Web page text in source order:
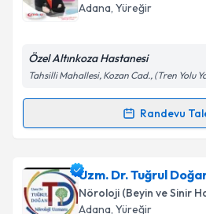
Adana, Yüreğir
Özel Altınkoza Hastanesi
Tahsilli Mahallesi, Kozan Cad., (Tren Yolu
Randevu
Randevu Takvimi Talebi
Uzm. Dr. Leyle Şengül Aslan
talebi oluşturun. Size bu
için bir takvim hazırlandığında
Uzm. Dr. Tuğrul
Nöroloji (Beyin ve Sinir
Adana, Yüreğir